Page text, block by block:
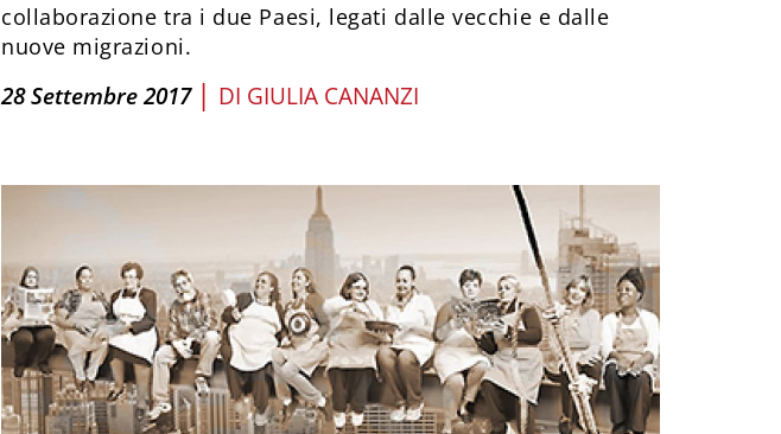
collaborazione tra i due Paesi, legati dalle vecchie e dalle
nuove migrazioni.
28 Settembre 2017 | DI GIULIA CANANZI